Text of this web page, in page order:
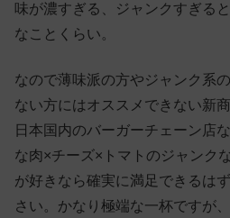
味が濃すぎる、ジャンクすぎる
なことくらい。
なので薄味派の方やジャンク系
ない方にはオススメできない新
日本国内のバーガーチェーン店
な肉×チーズ×トマトのジャンク
が好きなら確実に満足できるは
さい。かなり極端な一杯ですが